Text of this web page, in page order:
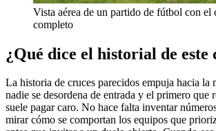
Vista aérea de un partido de fútbol con el
completo
¿Qué dice el historial de este
La historia de cruces parecidos empuja hacia la
nadie se desordena de entrada y el primero que
suele pagar caro. No hace falta inventar
mirar cómo se comportan los equipos que